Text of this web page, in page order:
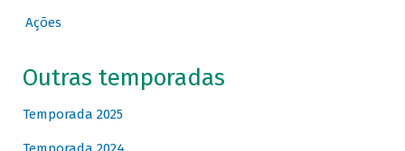
Ações
Outras temporadas
Temporada 2025